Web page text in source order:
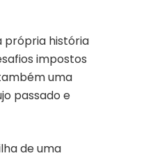
própria história
impostos
uma
passado e
de uma